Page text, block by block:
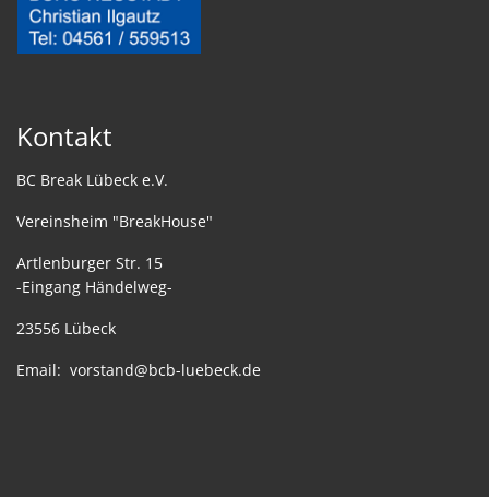
Kontakt
BC Break Lübeck e.V.
Vereinsheim "BreakHouse"
Artlenburger Str. 15
-Eingang Händelweg-
23556 Lübeck
Email: vorstand@bcb-luebeck.de